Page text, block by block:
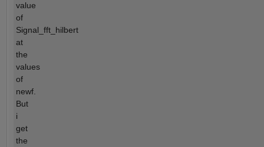
value
of
Signal_fft_hilbert
at
the
values
of
newf.
But
i
get
the